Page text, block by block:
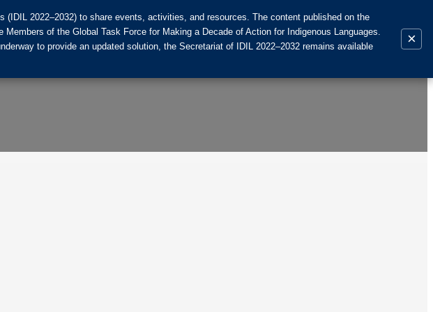
2022–2032) to share events, activities, and resources. The content published on the
of the Global Task Force for Making a Decade of Action for Indigenous Languages.
to provide an updated solution, the Secretariat of IDIL 2022–2032 remains available
×